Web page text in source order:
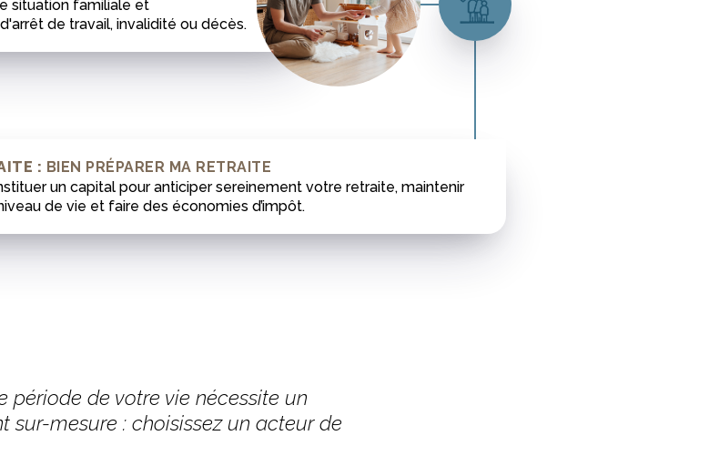
situation familiale et
de travail, invalidité ou décès.
: BIEN PRÉPARER MA RETRAITE
un capital pour anticiper sereinement votre retraite, maintenir
de vie et faire des économies d’impôt.
période de votre vie nécessite un
sur-mesure : choisissez un acteur de